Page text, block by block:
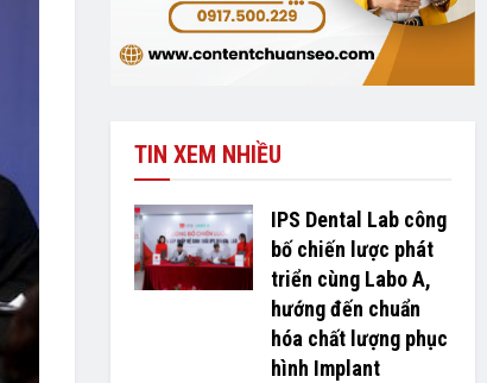
TIN XEM NHIỀU
IPS Dental Lab công
bố chiến lược phát
triển cùng Labo A,
hướng đến chuẩn
hóa chất lượng phục
hình Implant